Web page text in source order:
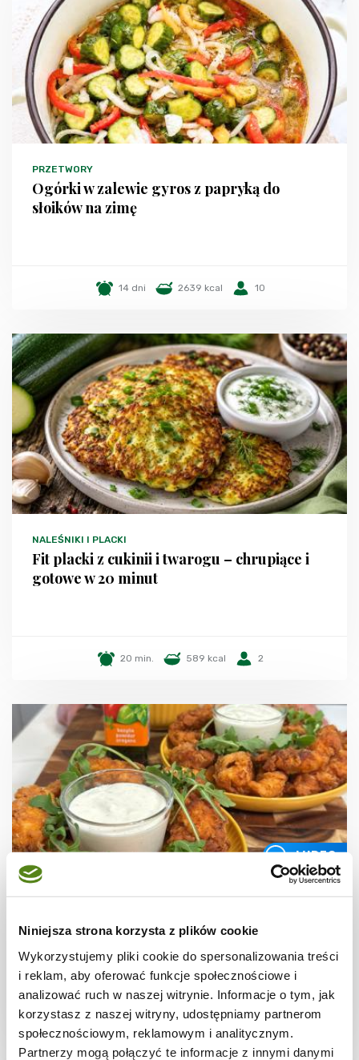
Niniejsza strona korzysta z plików cookie
Wykorzystujemy pliki cookie do spersonalizowania treści
i reklam, aby oferować funkcje społecznościowe i
analizować ruch w naszej witrynie. Informacje o tym, jak
korzystasz z naszej witryny, udostępniamy partnerom
społecznościowym, reklamowym i analitycznym.
Partnerzy mogą połączyć te informacje z innymi danymi
PRZETWORY
Ogórki w zalewie gyros z papryką do
słoików na zimę
14 dni 2639 kcal 10
NALEŚNIKI I PLACKI
Fit placki z cukinii i twarogu – chrupiące i
gotowe w 20 minut
20 min. 589 kcal 2
WIDEO
Stripsy z kurczaka z ziołowym sosem
1 godz. 3306 kcal 4